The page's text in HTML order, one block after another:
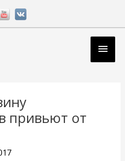
привьют от